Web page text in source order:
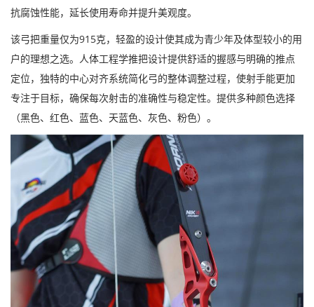
抗腐蚀性能，延长使用寿命并提升美观度。
该弓把重量仅为915克，轻盈的设计使其成为青少年及体型较小的用
户的理想之选。人体工程学推把设计提供舒适的握感与明确的推点
定位，独特的中心对齐系统简化弓的整体调整过程，使射手能更加
专注于目标，确保每次射击的准确性与稳定性。提供多种颜色选择
（黑色、红色、蓝色、天蓝色、灰色、粉色）。